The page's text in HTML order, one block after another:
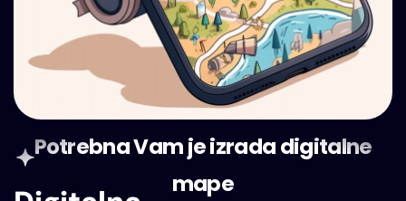
Potrebna Vam je izrada digitalne
mape